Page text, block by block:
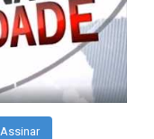
Assinar